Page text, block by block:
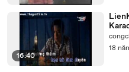
16:40
18